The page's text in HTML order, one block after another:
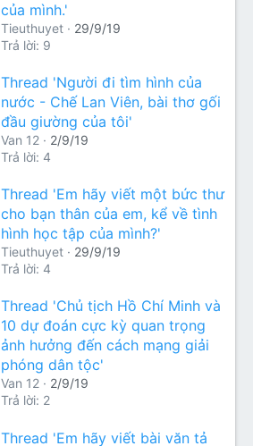
của mình.'
Tieuthuyet
29/9/19
Trả lời: 9
Thread 'Người đi tìm hình của
nước - Chế Lan Viên, bài thơ gối
đầu giường của tôi'
Van 12
2/9/19
Trả lời: 4
Thread 'Em hãy viết một bức thư
cho bạn thân của em, kể về tình
hình học tập của mình?'
Tieuthuyet
29/9/19
Trả lời: 4
Thread 'Chủ tịch Hồ Chí Minh và
10 dự đoán cực kỳ quan trọng
ảnh hưởng đến cách mạng giải
phóng dân tộc'
Van 12
2/9/19
Trả lời: 2
Thread 'Em hãy viết bài văn tả